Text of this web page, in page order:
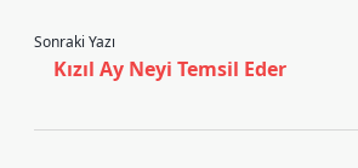
Sonraki Yazı
Kızıl Ay Neyi Temsil Eder